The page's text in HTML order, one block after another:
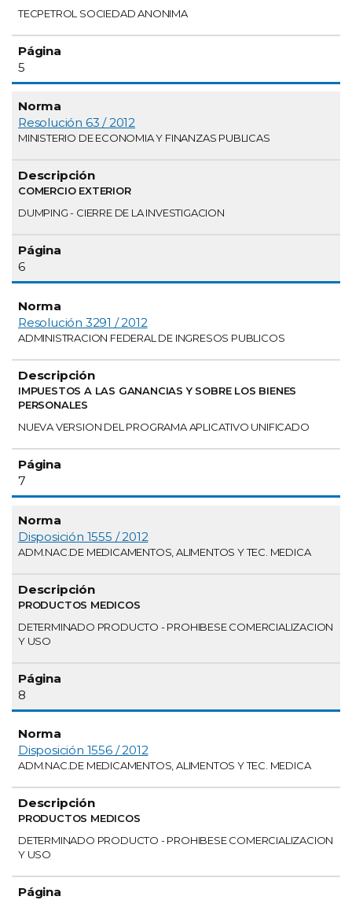
TECPETROL SOCIEDAD ANONIMA
5
Resolución 63 / 2012
MINISTERIO DE ECONOMIA Y FINANZAS PUBLICAS
COMERCIO EXTERIOR
DUMPING - CIERRE DE LA INVESTIGACION
6
Resolución 3291 / 2012
ADMINISTRACION FEDERAL DE INGRESOS PUBLICOS
IMPUESTOS A LAS GANANCIAS Y SOBRE LOS BIENES
PERSONALES
NUEVA VERSION DEL PROGRAMA APLICATIVO UNIFICADO
7
Disposición 1555 / 2012
ADM.NAC.DE MEDICAMENTOS, ALIMENTOS Y TEC. MEDICA
PRODUCTOS MEDICOS
DETERMINADO PRODUCTO - PROHIBESE COMERCIALIZACION
Y USO
8
Disposición 1556 / 2012
ADM.NAC.DE MEDICAMENTOS, ALIMENTOS Y TEC. MEDICA
PRODUCTOS MEDICOS
DETERMINADO PRODUCTO - PROHIBESE COMERCIALIZACION
Y USO